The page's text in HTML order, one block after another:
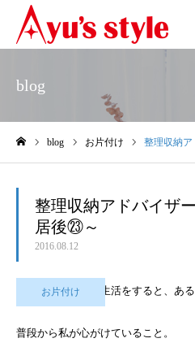
blog
blog お片付け 整理収納アド
整理収納アドバイザ
居後㉓～
2016.08.12
お片付け
【モノを持たない生活をすると、あ
普段から私が心がけていること。